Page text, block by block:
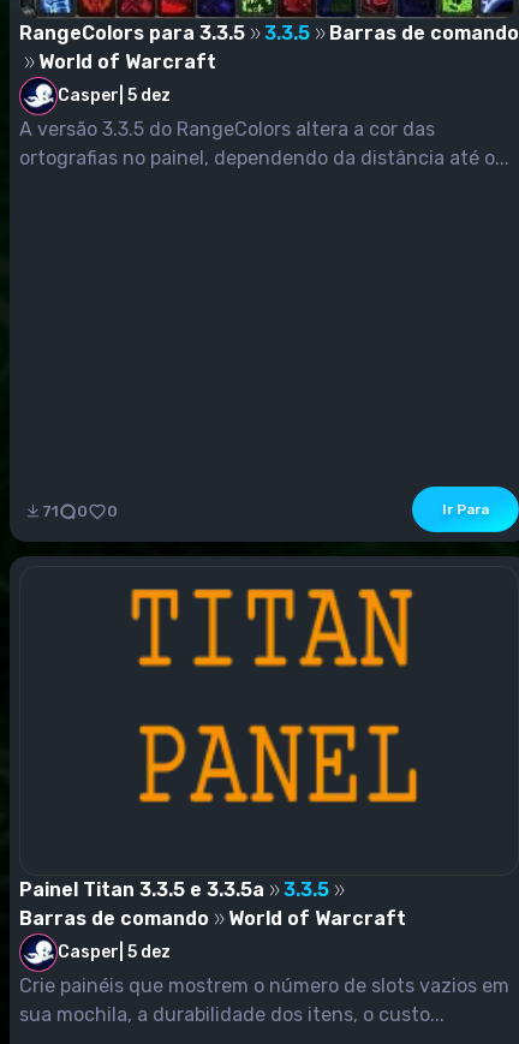
RangeColors para 3.3.5 3.3.5
Barras de comando
World of Warcraft
Casper 5 dez
A versão 3.3.5 do RangeColors altera a cor das
ortografias no painel, dependendo da distância até o...
71 0 0 Ir Para
Painel Titan 3.3.5 e 3.3.5a
3.3.5
Barras de comando
World of Warcraft
Casper 5 dez
Crie painéis que mostrem o número de slots vazios em
sua mochila, a durabilidade dos itens, o custo...